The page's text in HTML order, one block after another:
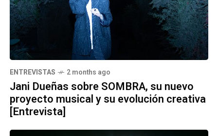
ENTREVISTAS 2 months ago
Jani Dueñas sobre SOMBRA, su nuevo
proyecto musical y su evolución creativa
[Entrevista]